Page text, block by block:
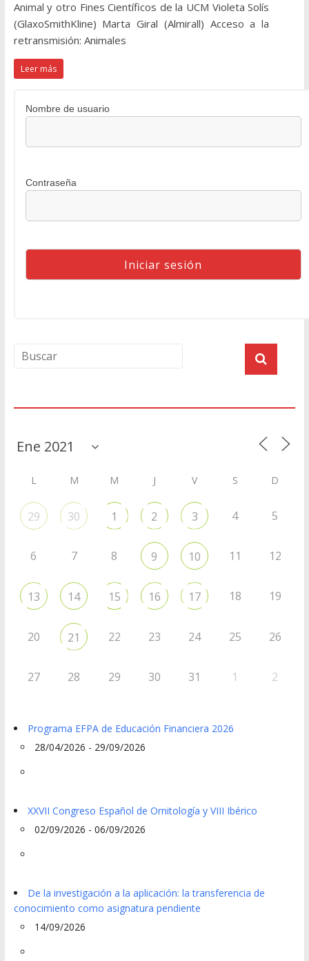
Animal y otro Fines Científicos de la UCM Violeta Solís
(GlaxoSmithKline) Marta Giral (Almirall) Acceso a la
retransmisión: Animales
Leer más
Nombre de usuario
Contraseña
L M M J V S D
29 30 1 2 3 4 5
6 7 8 9 10 11 12
13 14 15 16 17 18 19
20 21 22 23 24 25 26
27 28 29 30 31 1 2
Programa EFPA de Educación Financiera 2026
28/04/2026 - 29/09/2026
XXVII Congreso Español de Ornitología y VIII Ibérico
02/09/2026 - 06/09/2026
De la investigación a la aplicación: la transferencia de
conocimiento como asignatura pendiente
14/09/2026